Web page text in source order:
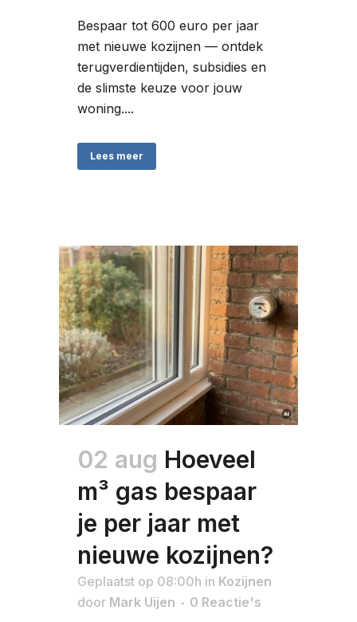
Bespaar tot 600 euro per jaar
met nieuwe kozijnen — ontdek
terugverdientijden, subsidies en
de slimste keuze voor jouw
woning....
Lees meer
02 aug Hoeveel
m³ gas bespaar
je per jaar met
nieuwe kozijnen?
Geplaatst op 08:00h in Kozijnen
door Mark Uijen 0 Reactie's